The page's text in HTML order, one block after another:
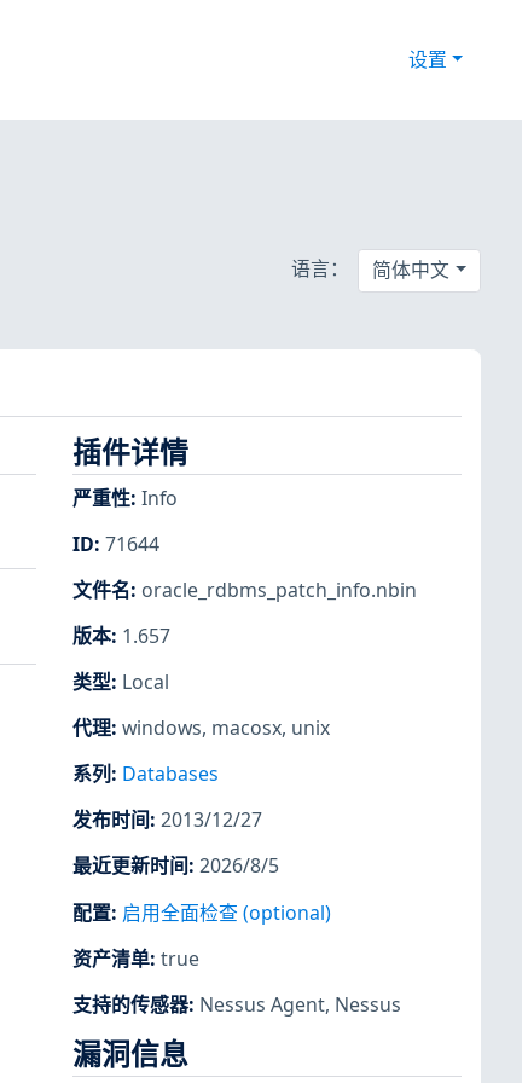
设置
语言： 简体中文
插件详情
严重性: Info
ID: 71644
文件名: oracle_rdbms_patch_info.nbin
版本: 1.657
类型: Local
代理: windows, macosx, unix
系列 : Databases
发布时间: 2013/12/27
最近更新时间: 2026/8/5
配置: 启用全面检查 (optional)
资产清单: true
支持的传感器: Nessus Agent, Nessus
漏洞信息